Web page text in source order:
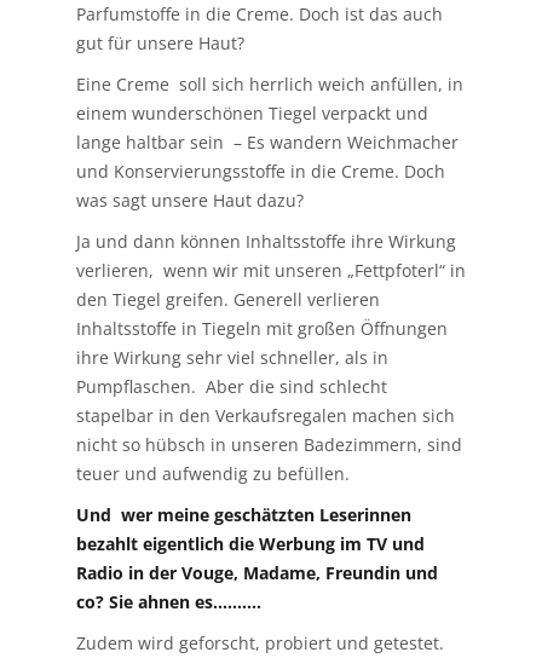
Parfumstoffe in die Creme. Doch ist das auch
gut für unsere Haut?
Eine Creme soll sich herrlich weich anfüllen, in
einem wunderschönen Tiegel verpackt und
lange haltbar sein – Es wandern Weichmacher
und Konservierungsstoffe in die Creme. Doch
was sagt unsere Haut dazu?
Ja und dann können Inhaltsstoffe ihre Wirkung
verlieren, wenn wir mit unseren „Fettpfoterl“ in
den Tiegel greifen. Generell verlieren
Inhaltsstoffe in Tiegeln mit großen Öffnungen
ihre Wirkung sehr viel schneller, als in
Pumpflaschen. Aber die sind schlecht
stapelbar in den Verkaufsregalen machen sich
nicht so hübsch in unseren Badezimmern, sind
teuer und aufwendig zu befüllen.
Und wer meine geschätzten Leserinnen
bezahlt eigentlich die Werbung im TV und
Radio in der Vouge, Madame, Freundin und
co? Sie ahnen es……….
Zudem wird geforscht, probiert und getestet.